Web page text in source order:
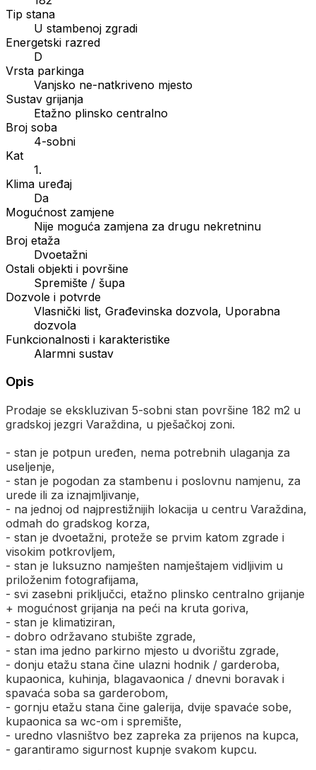
Tip stana
U stambenoj zgradi
Energetski razred
D
Vrsta parkinga
Vanjsko ne-natkriveno mjesto
Sustav grijanja
Etažno plinsko centralno
Broj soba
4-sobni
Kat
1.
Klima uređaj
Da
Mogućnost zamjene
Nije moguća zamjena za drugu nekretninu
Broj etaža
Dvoetažni
Ostali objekti i površine
Spremište / šupa
Dozvole i potvrde
Vlasnički list, Građevinska dozvola, Uporabna
dozvola
Funkcionalnosti i karakteristike
Alarmni sustav
Opis
Prodaje se ekskluzivan 5-sobni stan površine 182 m2 u
gradskoj jezgri Varaždina, u pješačkoj zoni.
- stan je potpun uređen, nema potrebnih ulaganja za
useljenje,
- stan je pogodan za stambenu i poslovnu namjenu, za
urede ili za iznajmljivanje,
- na jednoj od najprestižnijih lokacija u centru Varaždina,
odmah do gradskog korza,
- stan je dvoetažni, proteže se prvim katom zgrade i
visokim potkrovljem,
- stan je luksuzno namješten namještajem vidljivim u
priloženim fotografijama,
- svi zasebni priključci, etažno plinsko centralno grijanje
+ mogućnost grijanja na peći na kruta goriva,
- stan je klimatiziran,
- dobro održavano stubište zgrade,
- stan ima jedno parkirno mjesto u dvorištu zgrade,
- donju etažu stana čine ulazni hodnik / garderoba,
kupaonica, kuhinja, blagavaonica / dnevni boravak i
spavaća soba sa garderobom,
- gornju etažu stana čine galerija, dvije spavaće sobe,
kupaonica sa wc-om i spremište,
- uredno vlasništvo bez zapreka za prijenos na kupca,
- garantiramo sigurnost kupnje svakom kupcu.